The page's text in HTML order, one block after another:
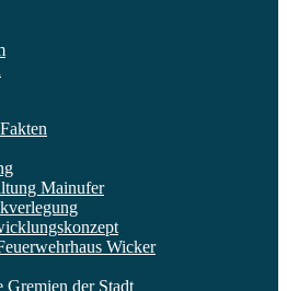
Mainufer
Wicker
Gremien der Stadt